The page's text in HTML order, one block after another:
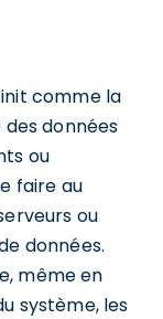
comme la
données
ou
faire au
ou
données.
même en
système, les